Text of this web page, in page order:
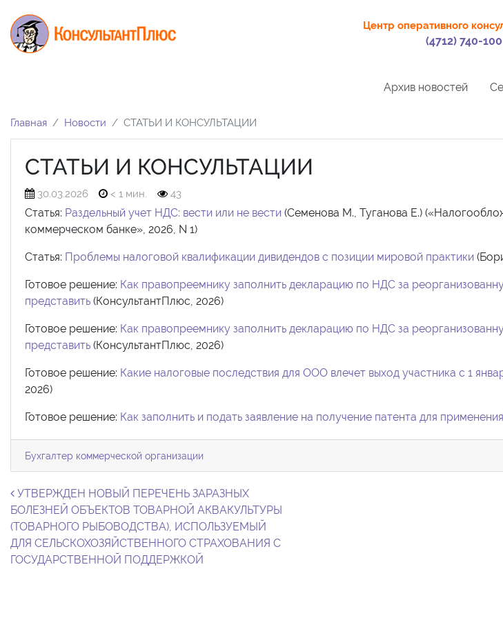
Центр оперативного
(4712) 740-100
Архив новостей
Главная Новости СТАТЬИ И КОНСУЛЬТАЦИИ
СТАТЬИ И КОНСУЛЬТАЦИИ
30.03.2026 < 1 мин. 43
Статья: Раздельный учет НДС: вести или не вести (Семенова М., Туганова Е.)
коммерческом банке», 2026, N 1)
Статья: Проблемы налоговой квалификации дивидендов с позиции мировой практики
Готовое решение: Как правопреемнику заполнить декларацию по НДС за
представить (КонсультантПлюс, 2026)
Готовое решение: Как правопреемнику заполнить декларацию по НДС за
представить (КонсультантПлюс, 2026)
Готовое решение: Какие налоговые последствия для ООО влечет выход участника с 1
2026)
Готовое решение: Как заполнить и подать заявление на получение патента для
Бухгалтер коммерческой организации
Навигация по записям
УТВЕРЖДЕН НОВЫЙ ПЕРЕЧЕНЬ ЗАРАЗНЫХ
БОЛЕЗНЕЙ ОБЪЕКТОВ ТОВАРНОЙ АКВАКУЛЬТУРЫ
(ТОВАРНОГО РЫБОВОДСТВА), ИСПОЛЬЗУЕМЫЙ
ДЛЯ СЕЛЬСКОХОЗЯЙСТВЕННОГО СТРАХОВАНИЯ С
ГОСУДАРСТВЕННОЙ ПОДДЕРЖКОЙ